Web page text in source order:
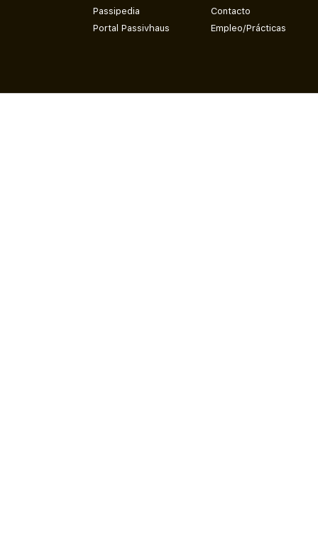
Passipedia
Portal Passivhaus
Contacto
Empleo/Prácticas